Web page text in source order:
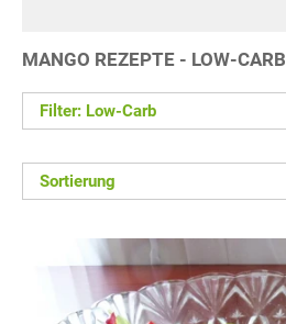
MANGO REZEPTE - LOW-CARB
Filter: Low-Carb
Sortierung